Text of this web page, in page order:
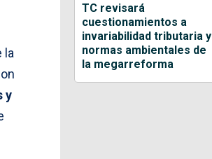
la
y
TC revisará
cuestionamientos a
invariabilidad tributaria y
normas ambientales de
la megarreforma